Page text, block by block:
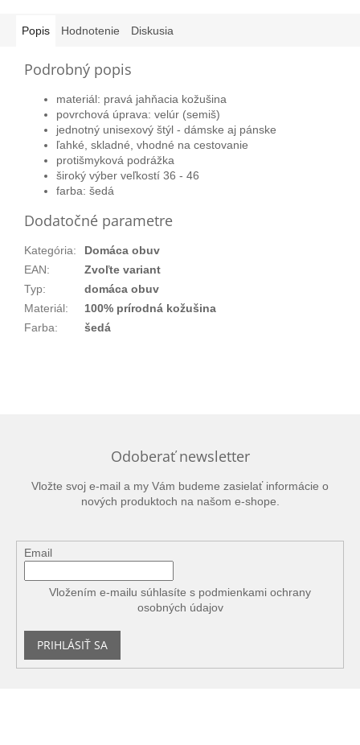
Popis Hodnotenie Diskusia
Podrobný popis
materiál: pravá jahňacia kožušina
povrchová úprava: velúr (semiš)
jednotný unisexový štýl - dámske aj pánske
ľahké, skladné, vhodné na cestovanie
protišmyková podrážka
široký výber veľkostí 36 - 46
farba: šedá
Dodatočné parametre
Kategória:
Domáca obuv
EAN:
Zvoľte variant
Typ:
domáca obuv
Materiál:
100% prírodná kožušina
Farba: šedá
Odoberať newsletter
Vložte svoj e-mail a my Vám budeme zasielať informácie o
nových produktoch na našom e-shope.
Email
Vložením e-mailu súhlasíte s podmienkami ochrany
osobných údajov
PRIHLÁSIŤ SA